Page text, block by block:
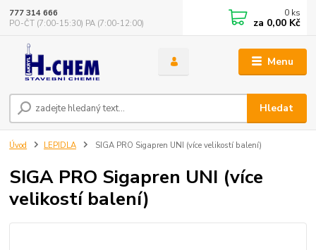
Menu
Hledat
777 314 666
PO-ČT (7:00-15:30) PA (7:00-12:00)
0 ks
za 0,00 Kč
Úvod LEPIDLA SIGA PRO Sigapren UNI (více velikostí balení)
SIGA PRO Sigapren UNI (více
velikostí balení)